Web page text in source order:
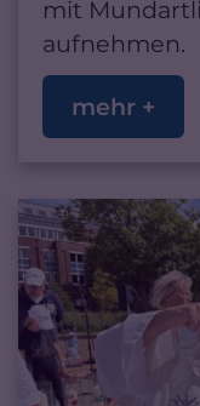
mit
aufnehmen.
mehr +